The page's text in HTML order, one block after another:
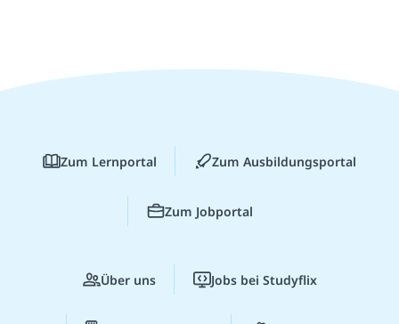
Zum Lernportal Zum Ausbildungsportal
Zum Jobportal
Über uns Jobs bei Studyflix